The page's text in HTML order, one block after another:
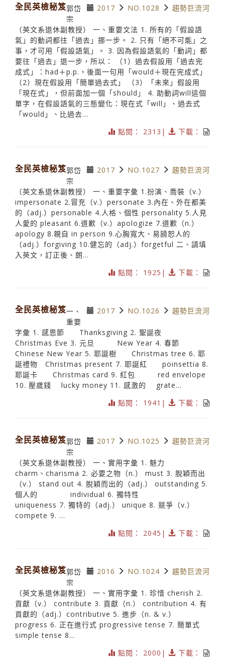
全民英檢秘笈 2017 NO.1028 趨勢巨流河
郭岱
宗
（英文系退休副教授） 一、重要文法 1. 所有的「假設語
氣」的動詞都往「過去」挪一步。 2. 只有「絕不可能」之
事，才可用「假設語氣」。 3. 因為假設語氣的「動詞」都
要往「過去」退一步，所以： （1）過去假設用「過去完
成式」：had＋p.p.，後面一句用「would＋現在完成式」
（2）現在假設用「簡單過去式」 （3）「未來」假設用
「現在式」，但前面加一個「should」 4. 助動詞will這個
單字，在假設語氣的三態變化：現在式「will」、過去式
「would」、比過去...
點閱： 2313|
下載：
全民英檢秘笈 2017 NO.1027 趨勢巨流河
郭岱
宗
（英文系退休副教授） 一、重要字彙 1.扮演、喬裝（v.）
impersonate 2.冒充（v.）personate 3.內在、外在都美
的（adj.）personable 4.人格、個性 personality 5.人見
人愛的 pleasant 6.道歉（v.）apologize 7.道歉（n.）
apology 8.親自 in person 9.心胸寬大、易饒恕人的
（adj.）forgiving 10.健忘的（adj.）forgetful 二、請填
入英文，訂正後、朗...
點閱： 1925|
下載：
全民英檢秘笈 2017 NO.1026 趨勢巨流河
一、
重要
字彙 1. 感恩節 Thanksgiving 2. 聖誕夜
Christmas Eve 3. 元旦 New Year 4. 春節
Chinese New Year 5. 耶誕樹 Christmas tree 6. 耶
誕禮物 Christmas present 7. 耶誕紅 poinsettia 8.
耶誕卡 Christmas card 9. 紅包 red envelope
10. 壓歲錢 lucky money 11. 感激的 grate...
點閱： 1941|
下載：
全民英檢秘笈 2017 NO.1025 趨勢巨流河
郭岱
宗
（英文系退休副教授） 一、實用字彙 1. 魅力
charm、charisma 2. 必要之物（n.） must 3. 脫穎而出
（v.） stand out 4. 脫穎而出的（adj.） outstanding 5.
個人的 individual 6. 獨特性
uniqueness 7. 獨特的（adj.） unique 8. 競爭（v.）
compete 9. ...
點閱： 2045|
下載：
全民英檢秘笈 2016 NO.1024 趨勢巨流河
郭岱
宗
（英文系退休副教授） 一、實用字彙 1. 珍惜 cherish 2.
貢獻（v.） contribute 3. 貢獻（n.） contribution 4. 有
貢獻的（adj.）contributive 5. 進步（n. & v.）
progress 6. 正在進行式 progressive tense 7. 簡單式
simple tense 8...
點閱： 2000|
下載：